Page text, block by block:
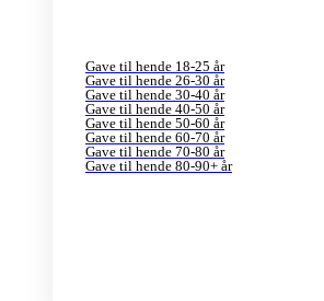
Gave til hende 18-25 år
Gave til hende 26-30 år
Gave til hende 30-40 år
Gave til hende 40-50 år
Gave til hende 50-60 år
Gave til hende 60-70 år
Gave til hende 70-80 år
Gave til hende 80-90+ år